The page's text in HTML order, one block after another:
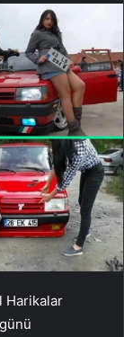
Harikalar